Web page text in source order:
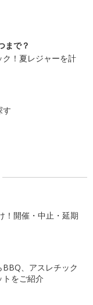
まで？
！夏レジャーを計
す
！開催・中止・延期
、アスレチック
トをご紹介